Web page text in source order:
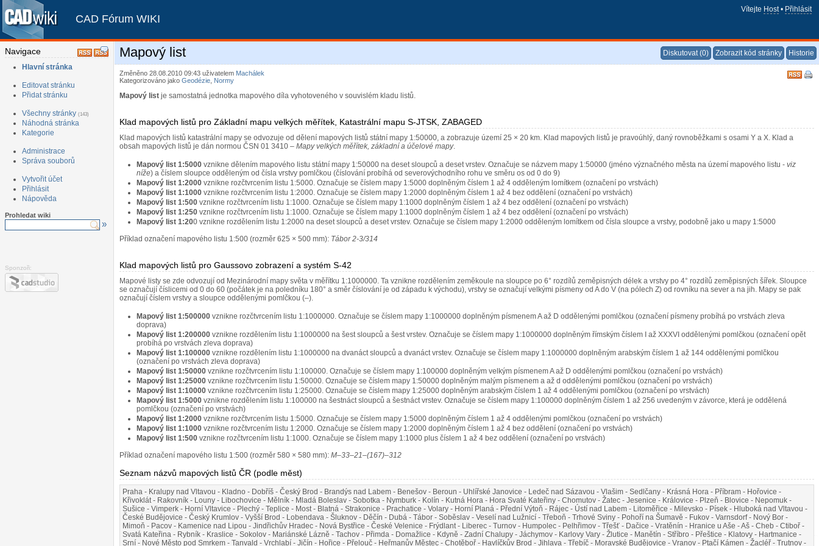
Vítejte Host• Přihlásit
CAD Fórum WIKI
Navigace
Hlavní stránka
Editovat stránku
Přidat stránku
Všechny stránky (143)
Náhodná stránka
Kategorie
Administrace
Správa souborů
Vytvořit účet
Přihlásit
Nápověda
Prohledat wiki
»
Sponzoři:
Diskutovat (0) Zobrazit kód stránky Historie
Mapový list
Změněno 28.08.2010 09:43 uživatelem Machálek
Kategorizováno jako Geodézie Normy
Mapový list je samostatná jednotka mapového díla vyhotoveného v souvislém kladu listů.
Klad mapových listů pro Základní mapu velkých měřítek, Katastrální mapu S-JTSK, ZABAGED
Klad mapových listů katastrální mapy se odvozuje od dělení mapových listů státní mapy 1:50000, a zobrazuje území 25 × 20 km. Klad mapových listů je pravoúhlý, daný rovnoběžkami s osami Y a X. Klad a
obsah mapových listů je dán normou ČSN 01 3410 – Mapy velkých měřítek, základní a účelové mapy.
Mapový list 1:5000 vznikne dělením mapového listu státní mapy 1:50000 na deset sloupců a deset vrstev. Označuje se názvem mapy 1:50000 (jméno význačného města na území mapového listu - viz
níže) a číslem sloupce odděleným od čísla vrstvy pomlčkou (číslování probíhá od severovýchodního rohu ve směru os od 0 do 9)
Mapový list 1:2000 vznikne rozčtvrcením listu 1:5000. Označuje se číslem mapy 1:5000 doplněným číslem 1 až 4 odděleným lomítkem (označení po vrstvách)
Mapový list 1:1000 vznikne rozčtvrcením listu 1:2000. Označuje se číslem mapy 1:2000 doplněným číslem 1 až 4 bez oddělení (označení po vrstvách)
Mapový list 1:500 vznikne rozčtvrcením listu 1:1000. Označuje se číslem mapy 1:1000 doplněným číslem 1 až 4 bez oddělení (označení po vrstvách)
Mapový list 1:250 vznikne rozčtvrcením listu 1:1000. Označuje se číslem mapy 1:1000 doplněným číslem 1 až 4 bez oddělení (označení po vrstvách)
Mapový list 1:200 vznikne rozdělením listu 1:2000 na deset sloupců a deset vrstev. Označuje se číslem mapy 1:2000 odděleným lomítkem od čísla sloupce a vrstvy, podobně jako u mapy 1:5000
Příklad označení mapového listu 1:500 (rozměr 625 × 500 mm): Tábor 2-3/314
Klad mapových listů pro Gaussovo zobrazení a systém S-42
Mapové listy se zde odvozují od Mezinárodní mapy světa v měřítku 1:1000000. Ta vznikne rozdělením zeměkoule na sloupce po 6° rozdílů zeměpisných délek a vrstvy po 4° rozdílů zeměpisných šířek. Sloupce
se označují číslicemi od 0 do 60 (počátek je na poledníku 180° a směr číslování je od západu k východu), vrstvy se označují velkými písmeny od A do V (na pólech Z) od rovníku na sever a na jih. Mapy se pak
označují číslem vrstvy a sloupce oddělenými pomlčkou (–).
Mapový list 1:500000 vznikne rozčtvrcením listu 1:1000000. Označuje se číslem mapy 1:1000000 doplněným písmenem A až D oddělenými pomlčkou (označení písmeny probíhá po vrstvách zleva
doprava)
Mapový list 1:200000 vznikne rozdělením listu 1:1000000 na šest sloupců a šest vrstev. Označuje se číslem mapy 1:1000000 doplněným římským číslem I až XXXVI oddělenými pomlčkou (označení opět
probíhá po vrstvách zleva doprava)
Mapový list 1:100000 vznikne rozdělením listu 1:1000000 na dvanáct sloupců a dvanáct vrstev. Označuje se číslem mapy 1:1000000 doplněným arabským číslem 1 až 144 oddělenými pomlčkou
(označení po vrstvách zleva doprava)
Mapový list 1:50000 vznikne rozčtvrcením listu 1:100000. Označuje se číslem mapy 1:100000 doplněným velkým písmenem A až D oddělenými pomlčkou (označení po vrstvách)
Mapový list 1:25000 vznikne rozčtvrcením listu 1:50000. Označuje se číslem mapy 1:50000 doplněným malým písmenem a až d oddělenými pomlčkou (označení po vrstvách)
Mapový list 1:10000 vznikne rozčtvrcením listu 1:25000. Označuje se číslem mapy 1:25000 doplněným arabským číslem 1 až 4 oddělenými pomlčkou (označení po vrstvách)
Mapový list 1:5000 vznikne rozdělením listu 1:100000 na šestnáct sloupců a šestnáct vrstev. Označuje se číslem mapy 1:100000 doplněným číslem 1 až 256 uvedeným v závorce, která je oddělená
pomlčkou (označení po vrstvách)
Mapový list 1:2000 vznikne rozčtvrcením listu 1:5000. Označuje se číslem mapy 1:5000 doplněným číslem 1 až 4 oddělenými pomlčkou (označení po vrstvách)
Mapový list 1:1000 vznikne rozčtvrcením listu 1:2000. Označuje se číslem mapy 1:2000 doplněným číslem 1 až 4 bez oddělení (označení po vrstvách)
Mapový list 1:500 vznikne rozčtvrcením listu 1:1000. Označuje se číslem mapy 1:1000 plus číslem 1 až 4 bez oddělení (označení po vrstvách)
Příklad označení mapového listu 1:500 (rozměr 580 × 580 mm): M–33–21–(167)–312
Seznam názvů mapových listů ČR (podle měst)
Praha - Kralupy nad Vltavou - Kladno - Dobříš - Český Brod - Brandýs nad Labem - Benešov - Beroun - Uhlířské Janovice - Ledeč nad Sázavou - Vlašim - Sedlčany - Krásná Hora - Příbram - Hořovice -
Křivoklát - Rakovník - Louny - Libochovice - Mělník - Mladá Boleslav - Sobotka - Nymburk - Kolín - Kutná Hora - Hora Svaté Kateřiny - Chomutov - Žatec - Jesenice - Královice - Plzeň - Blovice - Nepomuk -
Sušice - Vimperk - Horní Vltavice - Plechý - Teplice - Most - Blatná - Strakonice - Prachatice - Volary - Horní Planá - Přední Výtoň - Rájec - Ústí nad Labem - Litoměřice - Milevsko - Písek - Hluboká nad Vltavou -
České Budějovice - Český Krumlov - Vyšší Brod - Lobendava - Šluknov - Děčín - Dubá - Tábor - Soběslav - Veselí nad Lužnicí - Třeboň - Trhové Sviny - Pohoří na Šumavě - Fukov - Varnsdorf - Nový Bor -
Mimoň - Pacov - Kamenice nad Lipou - Jindřichův Hradec - Nová Bystřice - České Velenice - Frýdlant - Liberec - Turnov - Humpolec - Pelhřimov - Třešť - Dačice - Vratěnín - Hranice u Aše - Aš - Cheb - Ctiboř -
Svatá Kateřina - Rybník - Kraslice - Sokolov - Mariánské Lázně - Tachov - Přimda - Domažlice - Kdyně - Zadní Chalupy - Jáchymov - Karlovy Vary - Žlutice - Manětín - Stříbro - Přeštice - Klatovy - Hartmanice -
Srní - Nové Město pod Smrkem - Tanvald - Vrchlabí - Jičín - Hořice - Přelouč - Heřmanův Městec - Chotěboř - Havlíčkův Brod - Jihlava - Třebíč - Moravské Budějovice - Vranov - Ptačí Kámen - Žacléř - Trutnov -